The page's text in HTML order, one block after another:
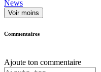
News
Voir moins
Commentaires
Ajoute ton commentaire